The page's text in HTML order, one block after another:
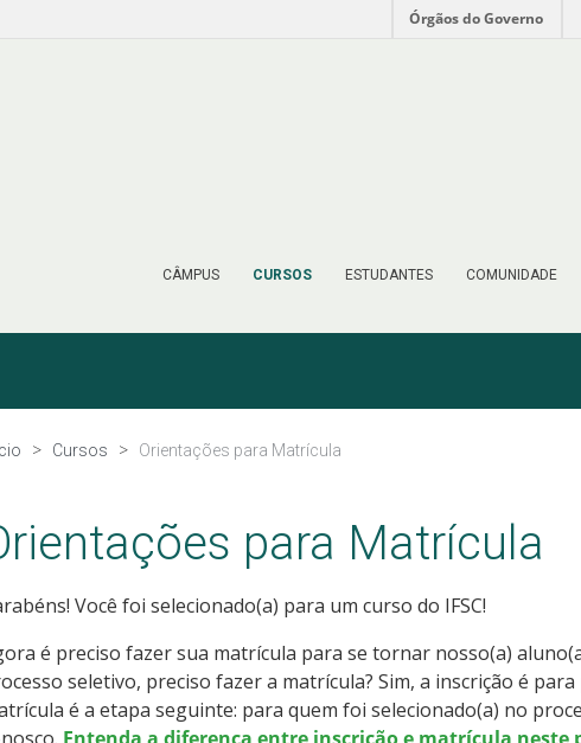
Órgãos do Governo
CÂMPUS CURSOS ESTUDANTES COMUNIDADE
Cursos Orientações para Matrícula
para Matrícula
Você foi selecionado(a) para um curso do IFSC!
é preciso fazer sua matrícula para se tornar nosso(a)
seletivo, preciso fazer a matrícula? Sim, a inscrição é
é a etapa seguinte: para quem foi selecionado(a) no